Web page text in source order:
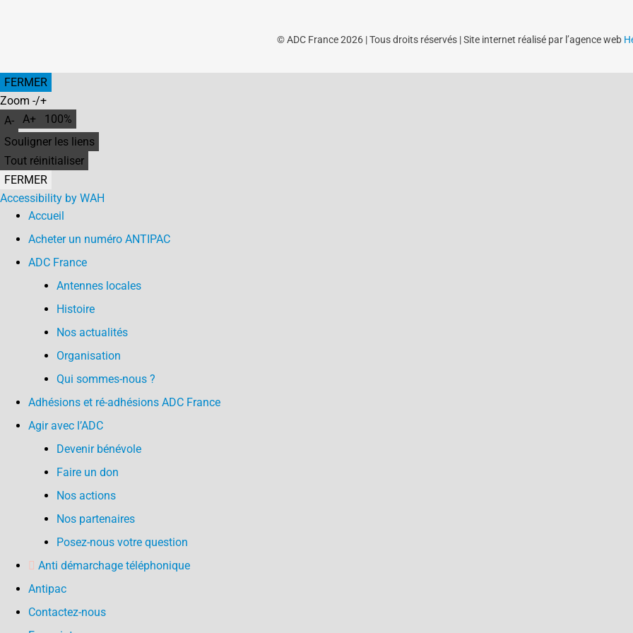
© ADC France 2026 | Tous droits réservés | Site internet réalisé par l’agence web
FERMER
Zoom -/+
A-
A+
100%
Souligner les liens
Tout réinitialiser
FERMER
Accessibility by WAH
Accueil
Acheter un numéro ANTIPAC
ADC France
Antennes locales
Histoire
Nos actualités
Organisation
Qui sommes-nous ?
Adhésions et ré-adhésions ADC France
Agir avec l’ADC
Devenir bénévole
Faire un don
Nos actions
Nos partenaires
Posez-nous votre question
Anti démarchage téléphonique
Antipac
Contactez-nous